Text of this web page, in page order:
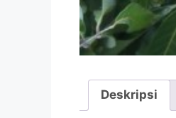
Deskripsi